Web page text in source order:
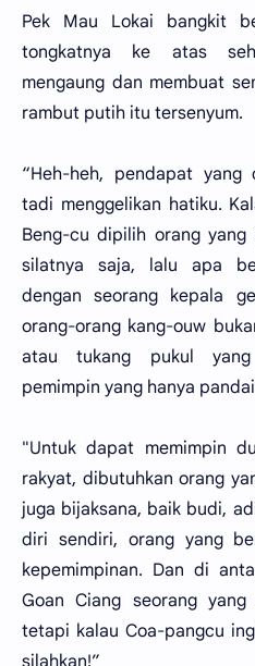
Pek Mau Lokai bangkit
tongkatnya ke atas
mengaung dan membuat
rambut putih itu tersenyum.
“Heh-heh, pendapat yang
tadi menggelikan hatiku.
Beng-cu dipilih orang
silatnya saja, lalu apa
dengan seorang kepala
orang-orang kang-ouw
atau tukang pukul yang
pemimpin yang hanya
"Untuk dapat memimpin
rakyat, dibutuhkan orang
juga bijaksana, baik budi,
diri sendiri, orang yang
kepemimpinan. Dan di
Goan Ciang seorang
tetapi kalau Coa-pangcu
silahkan!”